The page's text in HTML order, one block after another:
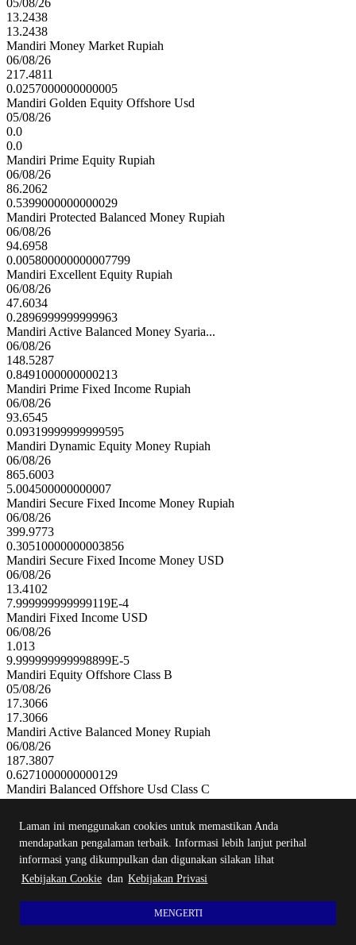
Laman ini menggunakan cookies untuk memastikan Anda
mendapatkan pengalaman terbaik. Informasi lebih lanjut perihal
informasi yang dikumpulkan dan digunakan silakan lihat
Kebijakan Cookie dan Kebijakan Privasi
MENGERTI
05/08/26
13.2438
13.2438
Mandiri Money Market Rupiah
06/08/26
217.4811
0.0257000000000005
Mandiri Golden Equity Offshore Usd
05/08/26
0.0
0.0
Mandiri Prime Equity Rupiah
06/08/26
86.2062
0.5399000000000029
Mandiri Protected Balanced Money Rupiah
06/08/26
94.6958
0.005800000000007799
Mandiri Excellent Equity Rupiah
06/08/26
47.6034
0.2896999999999963
Mandiri Active Balanced Money Syaria...
06/08/26
148.5287
0.8491000000000213
Mandiri Prime Fixed Income Rupiah
06/08/26
93.6545
0.09319999999999595
Mandiri Dynamic Equity Money Rupiah
06/08/26
865.6003
5.004500000000007
Mandiri Secure Fixed Income Money Rupiah
06/08/26
399.9773
0.30510000000003856
Mandiri Secure Fixed Income Money USD
06/08/26
13.4102
7.999999999999119E-4
Mandiri Fixed Income USD
06/08/26
1.013
9.999999999998899E-5
Mandiri Equity Offshore Class B
05/08/26
17.3066
17.3066
Mandiri Active Balanced Money Rupiah
06/08/26
187.3807
0.6271000000000129
Mandiri Balanced Offshore Usd Class C
12.9746
Mandiri Equity Offshore USD
05/08/26
19.7323
Mandiri Amanah Pendapatan Tetap Syariah